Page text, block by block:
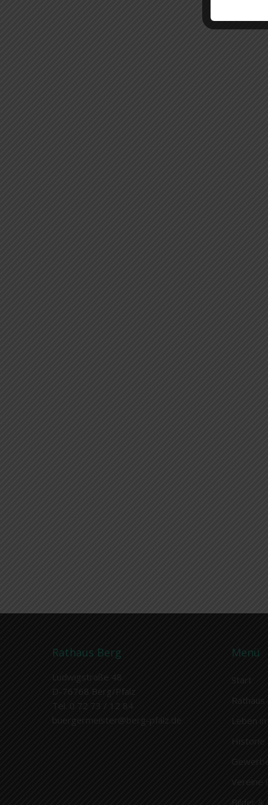
Rathaus Berg
Ludwigstraße 48
D-76768 Berg/Pfalz
Tel. 0 72 73 / 12 84
buergermeister@berg-pfalz.de
Menü
Start
Leben
Historie
Vereine
Bilder &